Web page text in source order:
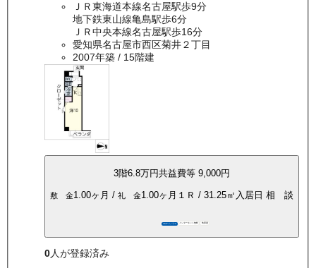
ＪＲ東海道本線名古屋駅歩9分
地下鉄東山線亀島駅歩6分
ＪＲ中央本線名古屋駅歩16分
愛知県名古屋市西区菊井２丁目
2007年築/ 15階建
3階6.8万円共益費等 9,000円
敷 金1.00ヶ月 / 礼 金1.00ヶ月 １Ｒ / 31.25㎡ 入居日 相 談
360°パノラマ インターネット無料 角部屋
0人が登録済み